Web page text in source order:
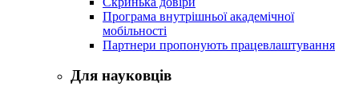
Програма внутрішньої академічної
мобільності
Партнери пропонують працевлаштування
Для науковців